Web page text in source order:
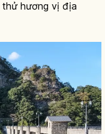
thử hương vị địa